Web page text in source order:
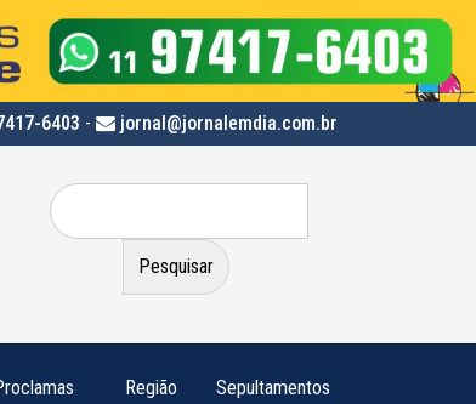
6403 - jornal@jornalemdia.com.br
Pesquisar
por:
Região Sepultamentos